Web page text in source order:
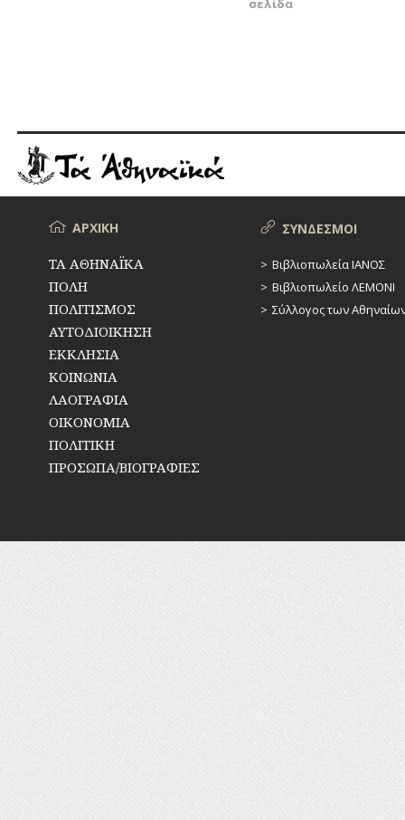
σελίδα
ΜενούΑΡΧΙΚΗ
ΤΑ ΑΘΗΝΑΪΚΑ
ΠΟΛΗ
ΠΟΛΙΤΙΣΜΟΣ
ΑΥΤΟΔΙΟΙΚΗΣΗ
ΕΚΚΛΗΣΙΑ
ΚΟΙΝΩΝΙΑ
ΛΑΟΓΡΑΦΙΑ
ΟΙΚΟΝΟΜΙΑ
ΠΟΛΙΤΙΚΗ
ΠΡΟΣΩΠΑ/ΒΙΟΓΡΑΦΙΕΣ
ΣΥΝΔΕΣΜΟΙ
Βιβλιοπωλεία ΙΑΝΟΣ
Βιβλιοπωλείο ΛΕΜΟΝΙ
Σύλλογος των